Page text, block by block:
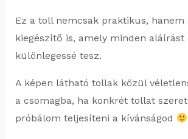
Ez a toll nemcsak praktikus, hanem
kiegészítő is, amely minden aláírást
különlegessé tesz.
A képen látható tollak közül
a csomagba, ha konkrét tollat
próbálom teljesíteni a kívánságod